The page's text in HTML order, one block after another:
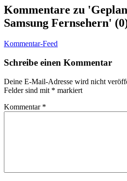
Kommentare zu
Samsung Fernsehern'
Kommentar-Feed
Schreibe einen Kommentar
Deine E-Mail-Adresse wird nicht
Felder sind mit * markiert
Kommentar *